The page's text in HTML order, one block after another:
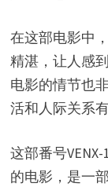
在这部电影中
精湛，让人感
电影的情节也
活和人际关系
这部番号
的电影，是一